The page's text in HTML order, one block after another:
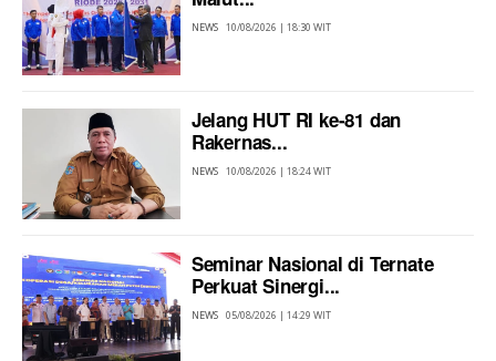
NEWS 10/08/2026 | 18:30 WIT
Jelang HUT RI ke-81 dan
Rakernas...
NEWS 10/08/2026 | 18:24 WIT
Seminar Nasional di Ternate
Perkuat Sinergi...
NEWS 05/08/2026 | 14:29 WIT